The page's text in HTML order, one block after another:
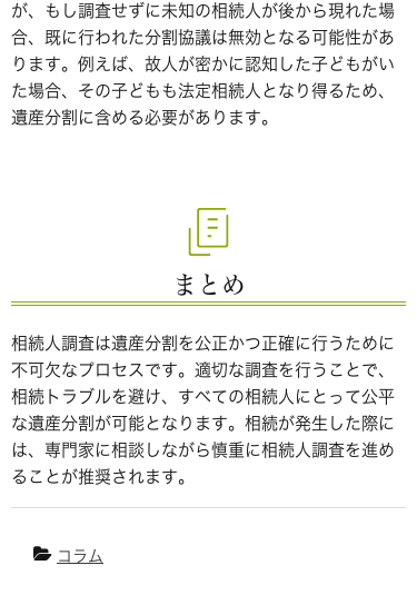
が、もし調査せずに未知の相続人が後から現れた場
合、既に行われた分割協議は無効となる可能性があ
ります。例えば、故人が密かに認知した子どもがい
た場合、その子どもも法定相続人となり得るため、
遺産分割に含める必要があります。
まとめ
相続人調査は遺産分割を公正かつ正確に行うために
不可欠なプロセスです。適切な調査を行うことで、
相続トラブルを避け、すべての相続人にとって公平
な遺産分割が可能となります。相続が発生した際に
は、専門家に相談しながら慎重に相続人調査を進め
ることが推奨されます。
コラム